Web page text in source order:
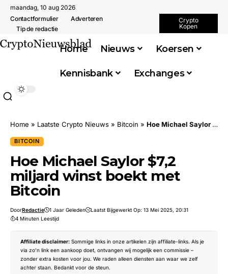
maandag, 10 aug 2026
Contactformulier
Adverteren
Tip de redactie
Crypto
Kopen
Home Nieuws Koersen
Kennisbank Exchanges
Home » Laatste Crypto Nieuws » Bitcoin » Hoe Michael Saylor $7,2 miljard winst boekt met Bitcoin
BITCOIN
Hoe Michael Saylor $7,2
miljard winst boekt met
Bitcoin
DoorRedactie 1 Jaar Geleden
Laatst Bijgewerkt Op: 13 Mei 2025, 20:31
4 Minuten Leestijd
Affiliate disclaimer: Sommige links in onze artikelen zijn affiliate-links. Als je
via zo’n link een aankoop doet, ontvangen wij mogelijk een commissie –
zonder extra kosten voor jou. We raden alleen diensten aan waar we zelf
achter staan. Bedankt voor de steun.